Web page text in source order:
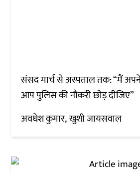
संसद मार्च से अस्पताल तक: “मैं
आप पुलिस की नौकरी छोड़ दीजिए”
अवधेश कुमार खुशी जायसवाल